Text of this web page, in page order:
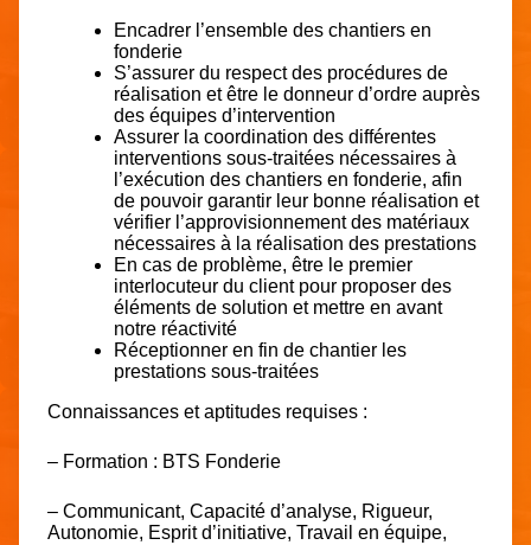
Encadrer l’ensemble des chantiers en
fonderie
S’assurer du respect des procédures de
réalisation et être le donneur d’ordre auprès
des équipes d’intervention
Assurer la coordination des différentes
interventions sous-traitées nécessaires à
l’exécution des chantiers en fonderie, afin
de pouvoir garantir leur bonne réalisation et
vérifier l’approvisionnement des matériaux
nécessaires à la réalisation des prestations
En cas de problème, être le premier
interlocuteur du client pour proposer des
éléments de solution et mettre en avant
notre réactivité
Réceptionner en fin de chantier les
prestations sous-traitées
Connaissances et aptitudes requises :
– Formation : BTS Fonderie
– Communicant, Capacité d’analyse, Rigueur,
Autonomie, Esprit d’initiative, Travail en équipe,